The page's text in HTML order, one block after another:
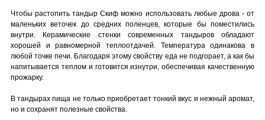
Чтобы растопить тандыр Скиф можно использовать любые дрова - от
маленьких веточек до средних поленцев, которые бы поместились
внутри. Керамические стенки современных тандыров обладают
хорошей и равномерной теплоотдачей. Температура одинакова в
любой точке печи. Благодаря этому свойству еда не подгорает, а как бы
напитывается теплом и готовится изнутри, обеспечивая качественную
прожарку.
В тандырах пища не только приобретает тонкий вкус и нежный аромат,
но и сохранят полезные свойства.